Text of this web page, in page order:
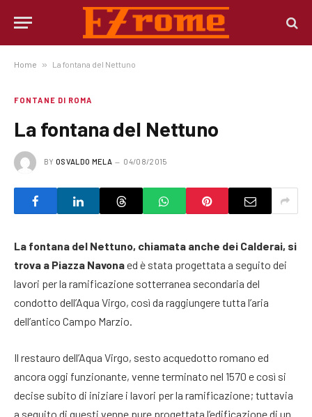
Home » La fontana del Nettuno
FONTANE DI ROMA
La fontana del Nettuno
BY OSVALDO MELA 04/08/2015
La fontana del Nettuno, chiamata anche dei Calderai, si
trova a Piazza Navonaed è stata progettata a seguito dei
lavori per la ramificazione sotterranea secondaria del
condotto dell’Aqua Virgo, così da raggiungere tutta l’aria
dell’antico Campo Marzio.
Il restauro dell’Aqua Virgo, sesto acquedotto romano ed
ancora oggi funzionante, venne terminato nel 1570 e così si
decise subito di iniziare i lavori per la ramificazione; tuttavia
a seguito di questi venne pure progettata l’edificazione di un